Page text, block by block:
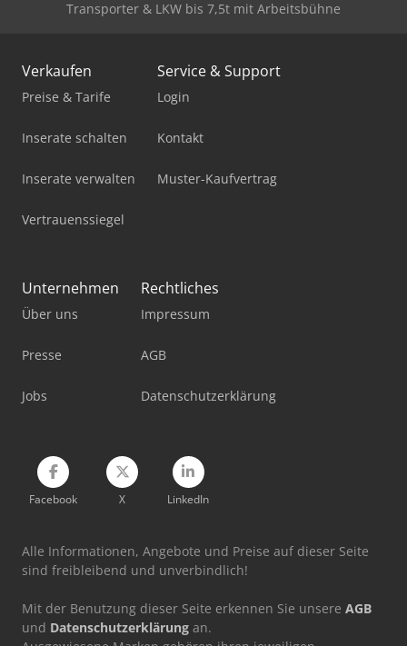
Linde A
Lkw Kipper
Pkw Anhänger
Stromaggregat 20 Kva
Werkzeug-Einstell- Und Messgerät
Transporter & LKW bis 7,5t mit Arbeitsbühne
Verkaufen
Preise & Tarife
Inserate schalten
Inserate verwalten
Vertrauenssiegel
Service & Support
Login
Kontakt
Muster-Kaufvertrag
Unternehmen
Über uns
Presse
Jobs
Rechtliches
Impressum
AGB
Datenschutzerklärung
Facebook X LinkedIn
Alle Informationen, Angebote und Preise auf dieser Seite
sind freibleibend und unverbindlich!
Mit der Benutzung dieser Seite erkennen Sie unsere AGB
und Datenschutzerklärung an.